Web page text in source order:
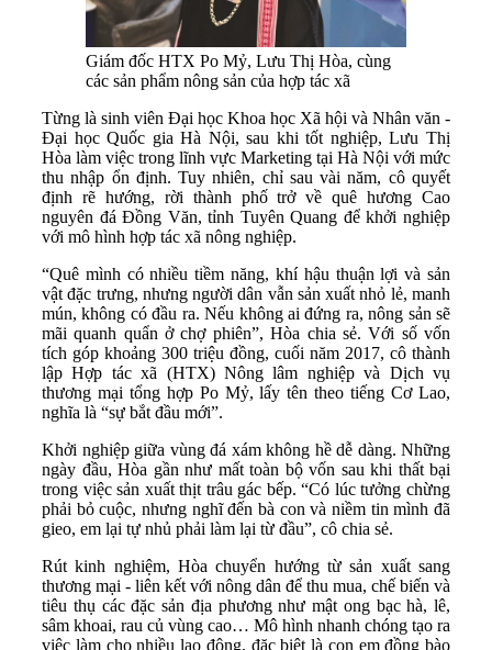
Giám đốc HTX Po Mỷ, Lưu Thị Hòa, cùng
các sản phẩm nông sản của hợp tác xã
Từng là sinh viên Đại học Khoa học Xã hội và Nhân văn -
Đại học Quốc gia Hà Nội, sau khi tốt nghiệp, Lưu Thị
Hòa làm việc trong lĩnh vực Marketing tại Hà Nội với mức
thu nhập ổn định. Tuy nhiên, chỉ sau vài năm, cô quyết
định rẽ hướng, rời thành phố trở về quê hương Cao
nguyên đá Đồng Văn, tỉnh Tuyên Quang để khởi nghiệp
với mô hình hợp tác xã nông nghiệp.
“Quê mình có nhiều tiềm năng, khí hậu thuận lợi và sản
vật đặc trưng, nhưng người dân vẫn sản xuất nhỏ lẻ, manh
mún, không có đầu ra. Nếu không ai đứng ra, nông sản sẽ
mãi quanh quẩn ở chợ phiên”, Hòa chia sẻ. Với số vốn
tích góp khoảng 300 triệu đồng, cuối năm 2017, cô thành
lập Hợp tác xã (HTX) Nông lâm nghiệp và Dịch vụ
thương mại tổng hợp Po Mỷ, lấy tên theo tiếng Cơ Lao,
nghĩa là “sự bắt đầu mới”.
Khởi nghiệp giữa vùng đá xám không hề dễ dàng. Những
ngày đầu, Hòa gần như mất toàn bộ vốn sau khi thất bại
trong việc sản xuất thịt trâu gác bếp. “Có lúc tưởng chừng
phải bỏ cuộc, nhưng nghĩ đến bà con và niềm tin mình đã
gieo, em lại tự nhủ phải làm lại từ đầu”, cô chia sẻ.
Rút kinh nghiệm, Hòa chuyển hướng từ sản xuất sang
thương mại - liên kết với nông dân để thu mua, chế biến và
tiêu thụ các đặc sản địa phương như mật ong bạc hà, lê,
sâm khoai, rau củ vùng cao… Mô hình nhanh chóng tạo ra
việc làm cho nhiều lao động, đặc biệt là con em đồng bào